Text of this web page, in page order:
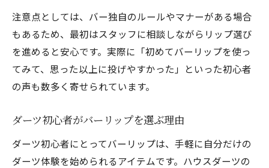
バーで仲間とシェアするリップ選びの楽し
み
注意点としては、バー独自のルールやマナーがある場合
もあるため、最初はスタッフに相談しながらリップ選び
を進めると安心です。実際に「初めてバーリップを使っ
てみて、思った以上に投げやすかった」といった初心者
の声も数多く寄せられています。
ダーツ初心者がバーリップを選ぶ理由
ダーツ初心者にとってバーリップは、手軽に自分だけの
ダーツ体験を始められるアイテムです。ハウスダーツの